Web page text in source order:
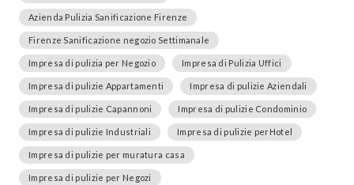
Azienda Pulizia Sanificazione Firenze
Firenze Sanificazione negozio Settimanale
Impresa di pulizia per Negozio Impresa di Pulizia Uffici
Impresa di pulizie Appartamenti Impresa di pulizie Aziendali
Impresa di pulizie Capannoni Impresa di pulizie Condominio
Impresa di pulizie Industriali Impresa di pulizie perHotel
Impresa di pulizie per muratura casa
Impresa di pulizie per Negozi